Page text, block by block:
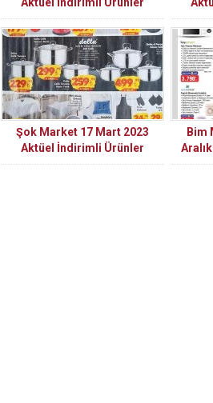
Aktüel İndirimli Ürünler
Kataloğu
Şok Market 17 Mart 2023
Aktüel İndirimli Ürünler
Kataloğu
Bim